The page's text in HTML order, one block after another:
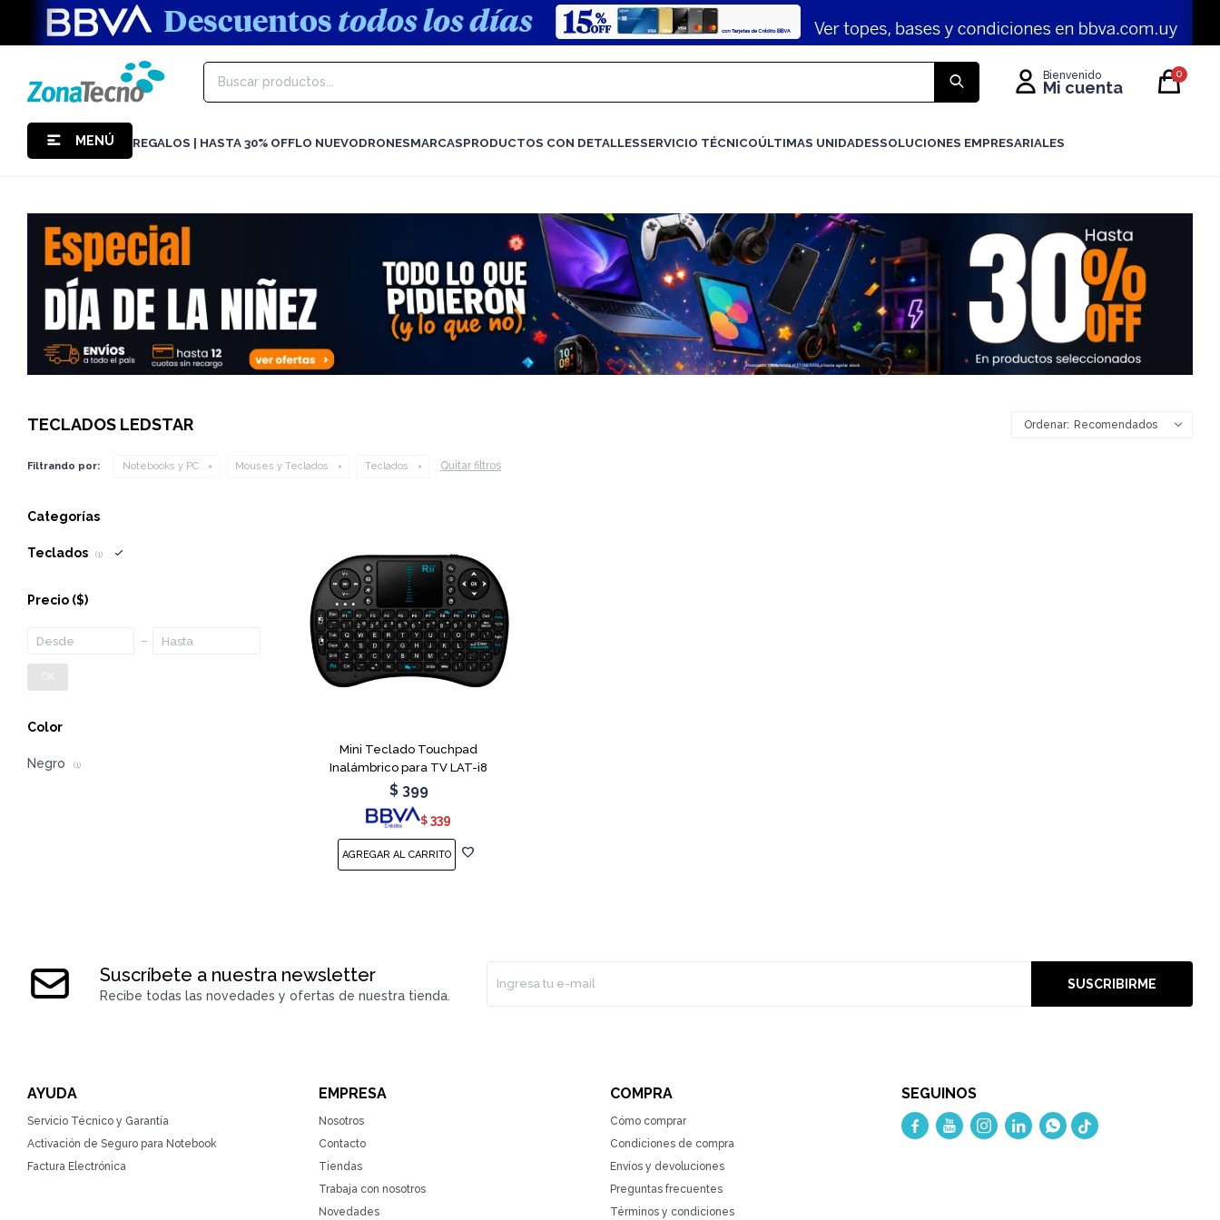
MENÚ REGALOS | HASTA 30% OFFLO NUEVODRONESMARCASPRODUCTOS CON DETALLESSERVICIO TÉCNICOÚLTIMAS UNIDADESSOLUCIONES EMPRESARIALES
0
TECLADOS LEDSTAR Recomendados
Filtrando por: Notebooks y PC Mouses y Teclados Teclados Quitar filtros
Mini Teclado Touchpad
Inalámbrico para TV LAT-i8
$ 399
$ 339
Categorías
Teclados (1)
Precio ($)
OK
Color
Negro (1)
Suscríbete a nuestra newsletter
Recibe todas las novedades y ofertas de nuestra tienda.
SUSCRIBIRME
AYUDA
Servicio Técnico y Garantía
Activación de Seguro para Notebook
Factura Electrónica
EMPRESA
Nosotros
Contacto
Tiendas
Trabaja con nosotros
Novedades
COMPRA
Cómo comprar
Condiciones de compra
Envíos y devoluciones
Preguntas frecuentes
Términos y condiciones
SEGUINOS
    